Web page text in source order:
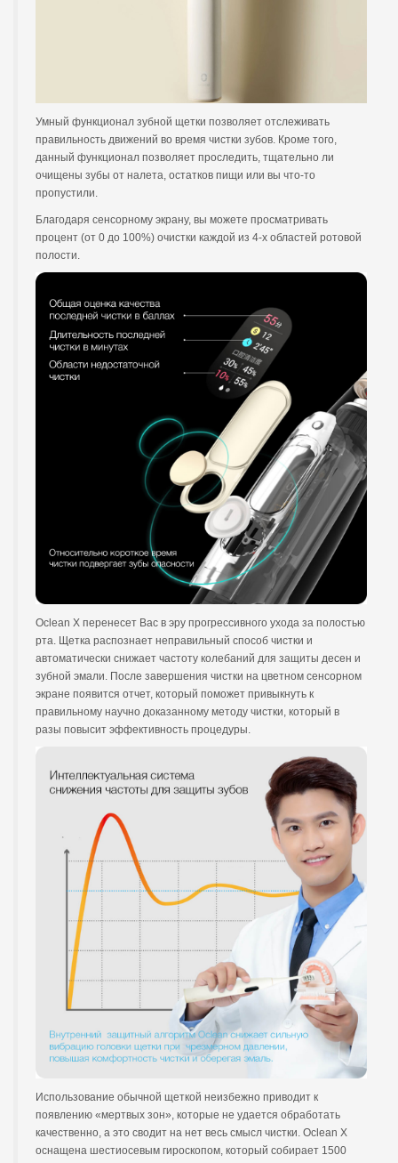
Умный функционал зубной щетки позволяет отслеживать
правильность движений во время чистки зубов. Кроме того,
данный функционал позволяет проследить, тщательно ли
очищены зубы от налета, остатков пищи или вы что-то
пропустили.
Благодаря сенсорному экрану, вы можете просматривать
процент (от 0 до 100%) очистки каждой из 4-х областей ротовой
полости.
Oclean X перенесет Вас в эру прогрессивного ухода за полостью
рта. Щетка распознает неправильный способ чистки и
автоматически снижает частоту колебаний для защиты десен и
зубной эмали. После завершения чистки на цветном сенсорном
экране появится отчет, который поможет привыкнуть к
правильному научно доказанному методу чистки, который в
разы повысит эффективность процедуры.
Использование обычной щеткой неизбежно приводит к
появлению «мертвых зон», которые не удается обработать
качественно, а это сводит на нет весь смысл чистки. Oclean X
оснащена шестиосевым гироскопом, который собирает 1500